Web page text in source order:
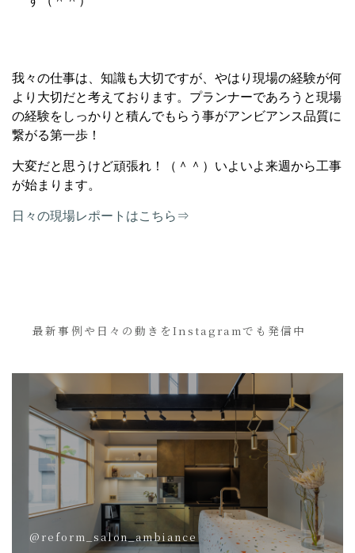
我々の仕事は、知識も大切ですが、やはり現場の経験が何
より大切だと考えております。プランナーであろうと現場
の経験をしっかりと積んでもらう事がアンビアンス品質に
繋がる第一歩！
大変だと思うけど頑張れ！（＾＾）いよいよ来週から工事
が始まります。
日々の現場レポートはこちら⇒
最新事例や日々の動きをInstagramでも発信中
@reform_salon_ambiance